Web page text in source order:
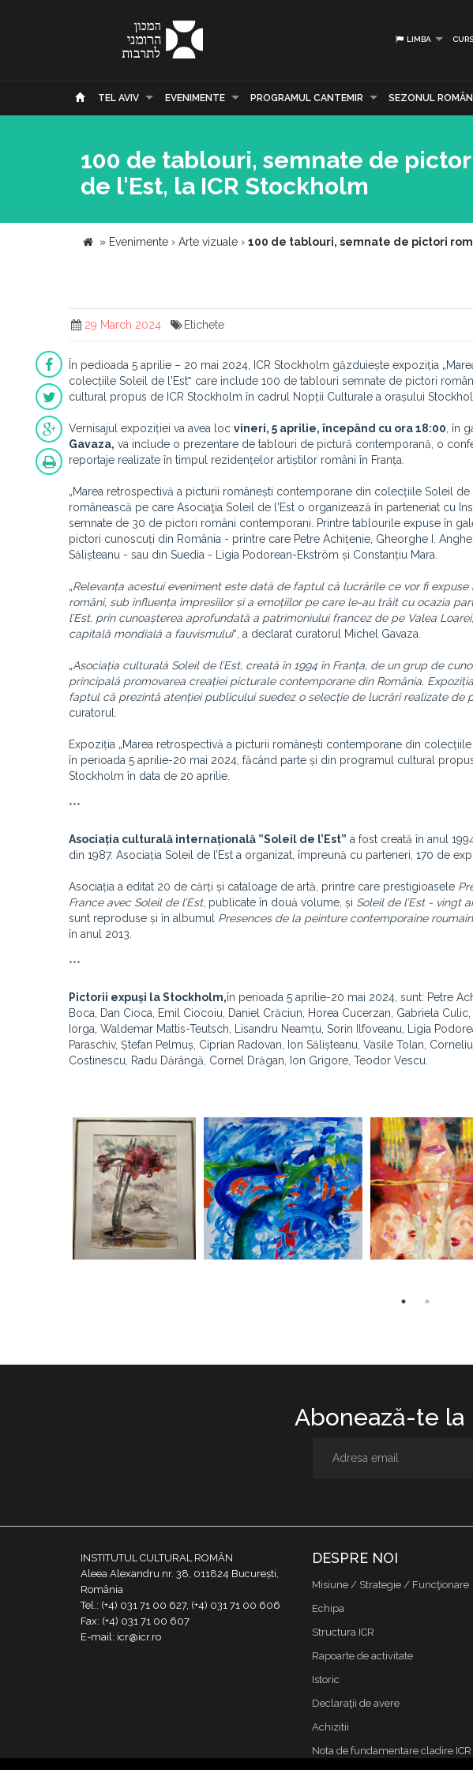
LIMBA
TEL AVIV EVENIMENTE PROGRAMUL CANTEMIR SEZONUL
100 de tablouri, semnate de
de l'Est, la ICR Stockholm
» Evenimente › Arte vizuale › 100 de tablouri, semnate de pictori
29 March 2024 Etichete
În pedioada 5 aprilie – 20 mai 2024, ICR Stockholm găzduiește expoziția
colecțiile Soleil de l'Est‟ care include 100 de tablouri semnate de pictori
cultural propus de ICR Stockholm în cadrul Nopții Culturale a orașului
Vernisajul expoziției va avea loc vineri, 5 aprilie, începând cu ora 18:00 , în
Gavaza, va include o prezentare de tablouri de pictură contemporană, o
reportaje realizate în timpul rezidențelor artiștilor români în Franța.
„Marea retrospectivă a picturii românești contemporane din colecțiile Soleil
românească pe care Asociaţia Soleil de l'Est o organizează în parteneriat cu
semnate de 30 de pictori români contemporani. Printre tablourile expuse în
pictori cunoscuți din România - printre care Petre Achițenie, Gheorghe I.
Sălișteanu - sau din Suedia - Ligia Podorean-Ekström și Constanțiu Mara.
„Relevanța acestui eveniment este dată de faptul că lucrările ce vor fi expuse
români, sub influența impresiilor și a emoțiilor pe care le-au trăit cu ocazia
l’Est, prin cunoașterea aprofundată a patrimoniului francez de pe Valea
capitală mondială a fauvismului‟, a declarat curatorul Michel Gavaza.
„Asociația culturală Soleil de l’Est, creată în 1994 în Franța, de un grup de
principală promovarea creației picturale contemporane din România.
faptul că prezintă atenției publicului suedez o selecție de lucrări realizate de
curatorul.
Expoziția „Marea retrospectivă a picturii românești contemporane din
în perioada 5 aprilie-20 mai 2024, făcând parte și din programul cultural
Stockholm în data de 20 aprilie.
***
Asociația culturală internațională ”Soleil de l’Est” a fost creată în anul
din 1987. Asociația Soleil de l’Est a organizat, împreună cu parteneri, 170 de
Asociația a editat 20 de cărți și cataloage de artă, printre care prestigioasele
France avec Soleil de l’Est, publicate în două volume, și Soleil de l’Est - vingt
sunt reproduse și în albumul Presences de la peinture contemporaine
în anul 2013.
***
Pictorii expuși la Stockholm,în perioada 5 aprilie-20 mai 2024, sunt: Petre
Boca, Dan Cioca, Emil Ciocoiu, Daniel Crăciun, Horea Cucerzan, Gabriela
Iorga, Waldemar Mattis-Teutsch, Lisandru Neamțu, Sorin Ilfoveanu, Ligia
Paraschiv, Ștefan Pelmuș, Ciprian Radovan, Ion Sălișteanu, Vasile Tolan,
Costinescu, Radu Dărângă, Cornel Drăgan, Ion Grigore, Teodor Vescu.
Abonează-te
INSTITUTUL CULTURAL ROMÂN
Aleea Alexandru nr. 38, 011824 București,
România
Tel.: (+4) 031 71 00 627, (+4) 031 71 00 606
Fax: (+4) 031 71 00 607
E-mail: icr@icr.ro
DESPRE NOI
Misiune / Strategie / Funcţionare
Echipa
Structura ICR
Rapoarte de activitate
Istoric
Declaraţii de avere
Achizitii
Nota de fundamentare cladire ICR